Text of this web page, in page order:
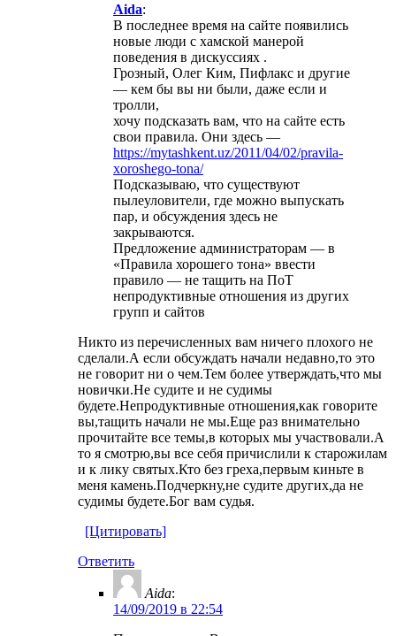
Aida:
В последнее время на сайте появились
новые люди с хамской манерой
поведения в дискуссиях .
Грозный, Олег Ким, Пифлакс и другие
— кем бы вы ни были, даже если и
тролли,
хочу подсказать вам, что на сайте есть
свои правила. Они здесь —
https://mytashkent.uz/2011/04/02/pravila-
xoroshego-tona/
Подсказываю, что существуют
пылеуловители, где можно выпускать
пар, и обсуждения здесь не
закрываются.
Предложение администраторам — в
«Правила хорошего тона» ввести
правило — не тащить на ПоТ
непродуктивные отношения из других
групп и сайтов
Никто из перечисленных вам ничего плохого не
сделали.А если обсуждать начали недавно,то это
не говорит ни о чем.Тем более утверждать,что мы
новички.Не судите и не судимы
будете.Непродуктивные отношения,как говорите
вы,тащить начали не мы.Еще раз внимательно
прочитайте все темы,в которых мы участвовали.А
то я смотрю,вы все себя причислили к старожилам
и к лику святых.Кто без греха,первым киньте в
меня камень.Подчеркну,не судите других,да не
судимы будете.Бог вам судья.
[Цитировать]
Ответить
Aida:
14/09/2019 в 22:54